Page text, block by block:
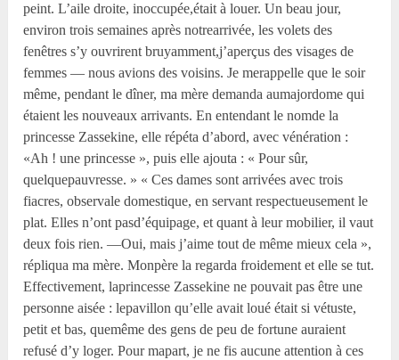
peint. L’aile droite, inoccupée,était à louer. Un beau jour,
environ trois semaines après notrearrivée, les volets des
fenêtres s’y ouvrirent bruyamment,j’aperçus des visages de
femmes — nous avions des voisins. Je merappelle que le soir
même, pendant le dîner, ma mère demanda aumajordome qui
étaient les nouveaux arrivants. En entendant le nomde la
princesse Zassekine, elle répéta d’abord, avec vénération :
«Ah ! une princesse », puis elle ajouta : « Pour sûr,
quelquepauvresse. » « Ces dames sont arrivées avec trois
fiacres, observale domestique, en servant respectueusement le
plat. Elles n’ont pasd’équipage, et quant à leur mobilier, il vaut
deux fois rien. —Oui, mais j’aime tout de même mieux cela »,
répliqua ma mère. Monpère la regarda froidement et elle se tut.
Effectivement, laprincesse Zassekine ne pouvait pas être une
personne aisée : lepavillon qu’elle avait loué était si vétuste,
petit et bas, quemême des gens de peu de fortune auraient
refusé d’y loger. Pour mapart, je ne fis aucune attention à ces